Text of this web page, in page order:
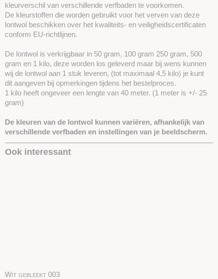
kleurverschil van verschillende verfbaden te voorkomen.
De kleurstoffen die worden gebruikt voor het verven van deze
lontwol beschikken over het kwaliteits- en veiligheidscertificaten
conform EU-richtlijnen.
De lontwol is verkrijgbaar in 50 gram, 100 gram 250 gram, 500
gram en 1 kilo, deze worden los geleverd maar bij wens kunnen
wij de lontwol aan 1 stuk leveren, (tot maximaal 4,5 kilo) je kunt
dit aangeven bij opmerkingen tijdens het bestelproces.
1 kilo heeft ongeveer een lengte van 40 meter. (1 meter is +/- 25
gram)
De kleuren van de lontwol kunnen variëren, afhankelijk van
verschillende verfbaden en instellingen van je beeldscherm.
Ook interessant
Wit gebleekt 003